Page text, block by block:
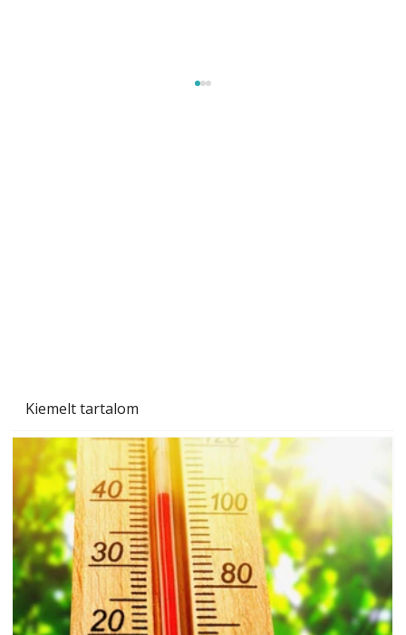
Kiemelt tartalom